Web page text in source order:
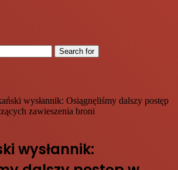
Search for
wysłannik: Osiągnęliśmy dalszy postęp
zawieszenia broni
wysłannik: